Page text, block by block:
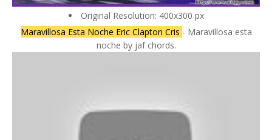
Original Resolution: 400x300 px
Maravillosa Esta Noche Eric Clapton Cris - Maravillosa esta
noche by jaf chords.